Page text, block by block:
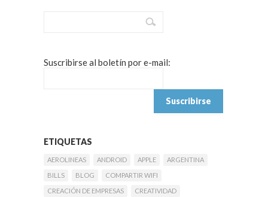
Suscribirse al boletín por e-mail:
ETIQUETAS
AEROLINEAS ANDROID APPLE
ARGENTINA
BILLS
BLOG
COMPARTIR WIFI
CREACIÓN DE EMPRESAS
CREATIVIDAD